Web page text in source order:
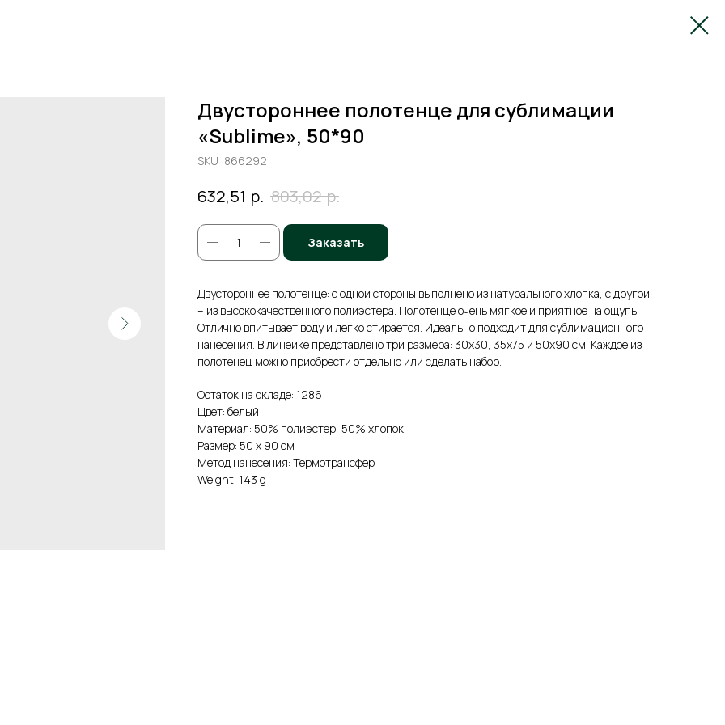
Двустороннее полотенце для сублимации
«Sublime», 50*90
SKU: 866292
632,51 р. 803,02 р.
Заказать
Двустороннее полотенце: с одной стороны выполнено из натурального хлопка, с другой
– из высококачественного полиэстера. Полотенце очень мягкое и приятное на ощупь.
Отлично впитывает воду и легко стирается. Идеально подходит для сублимационного
нанесения. В линейке представлено три размера: 30х30, 35х75 и 50х90 см. Каждое из
полотенец можно приобрести отдельно или сделать набор.
Остаток на складе: 1286
Цвет: белый
Материал: 50% полиэстер, 50% хлопок
Размер: 50 х 90 см
Метод нанесения: Термотрансфер
Weight: 143 g